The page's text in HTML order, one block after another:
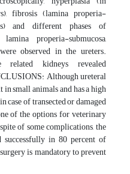
fibrosis (lamina properia-
and different phases of
properia-submucosa,
observed in the ureters.
kidneys revealed
Although ureteral
small animals and has a high
of transected or damaged
of the options for veterinary
of some complications, the
successfully in 80 percent of
is mandatory to prevent